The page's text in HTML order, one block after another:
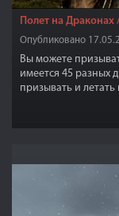
Полет на
Опубликовано
Вы можете
имеется 45 разных
призывать и